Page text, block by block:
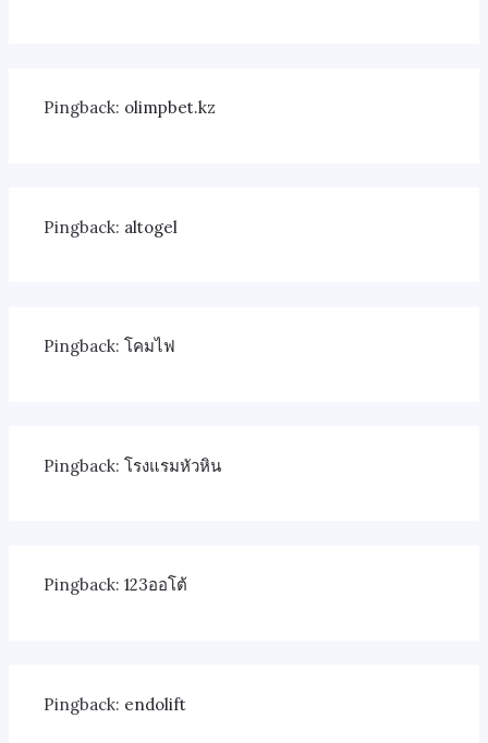
Pingback: olimpbet.kz
Pingback: altogel
Pingback:โคมไฟ
Pingback:โรงแรมหัวหิน
Pingback:123ออโต้
Pingback: endolift